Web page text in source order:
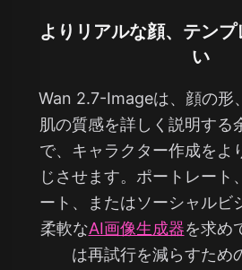
よりリアルな顔、テン
い
Wan 2.7-Imageは、顔の形
肌の質感を詳しく説明する
で、キャラクター作成をよ
じさせます。ポートレート
ート、またはソーシャルビ
柔軟なAI画像生成器を求め
は再試行を減らすため